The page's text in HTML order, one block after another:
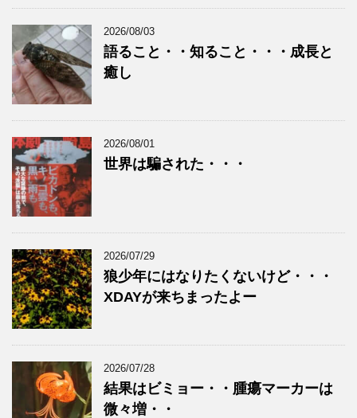
2026/08/03
語ること・・知ること・・・成長と
癒し
2026/08/01
世界は騙された・・・
2026/07/29
狼少年にはなりたくないけど・・・
XDAYが来ちまったよー
2026/07/28
結果はビミョー・・腫瘍マーカーは
微々増・・